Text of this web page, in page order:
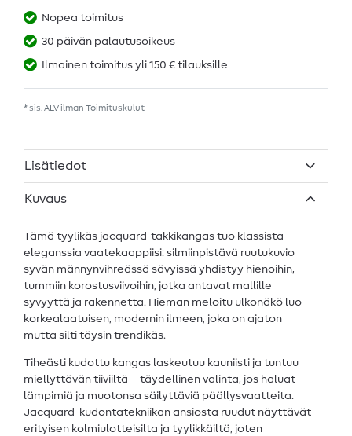
Nopea toimitus
30 päivän palautusoikeus
Ilmainen toimitus yli 150 € tilauksille
* sis. ALV ilman Toimituskulut
Lisätiedot
Kuvaus
Tämä tyylikäs jacquard-takkikangas tuo klassista
eleganssia vaatekaappiisi: silmiinpistävä ruutukuvio
syvän männynvihreässä sävyissä yhdistyy hienoihin,
tummiin korostusviivoihin, jotka antavat mallille
syvyyttä ja rakennetta. Hieman meloitu ulkonäkö luo
korkealaatuisen, modernin ilmeen, joka on ajaton
mutta silti täysin trendikäs.
Tiheästi kudottu kangas laskeutuu kauniisti ja tuntuu
miellyttävän tiiviiltä – täydellinen valinta, jos haluat
lämpimiä ja muotonsa säilyttäviä päällysvaatteita.
Jacquard-kudontatekniikan ansiosta ruudut näyttävät
erityisen kolmiulotteisilta ja tyylikkäiltä, joten